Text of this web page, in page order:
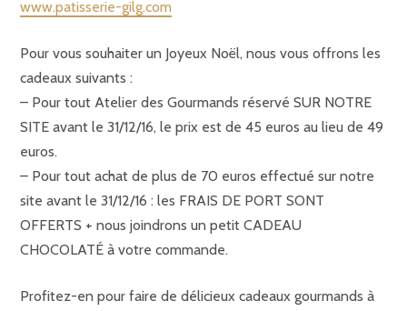
www.patisserie-gilg.com
Pour vous souhaiter un Joyeux Noël, nous vous offrons les
cadeaux suivants :
– Pour tout Atelier des Gourmands réservé SUR NOTRE
SITE avant le 31/12/16, le prix est de 45 euros au lieu de 49
euros.
– Pour tout achat de plus de 70 euros effectué sur notre
site avant le 31/12/16 : les FRAIS DE PORT SONT
OFFERTS + nous joindrons un petit CADEAU
CHOCOLATÉ à votre commande.
Profitez-en pour faire de délicieux cadeaux gourmands à